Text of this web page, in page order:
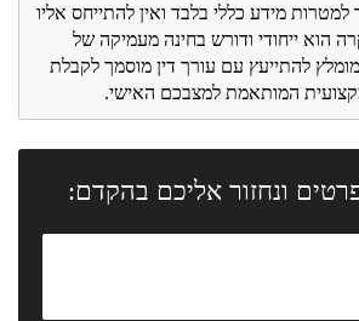
למטרות מידע כללי בלבד ואין להתייחס אליו
הוא ייחודי ודורש בחינה מעמיקה של
להתייעץ עם עורך דין מוסמך לקבלת
המותאמת למצבכם האישי.
ונחזור אליכם בהקדם: